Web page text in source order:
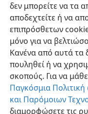
δεν μπορείτε να τα
αποδεχτείτε ή να
επιπρόσθετων
μόνο για να
Κανένα από αυτά τα
πουληθεί ή να
σκοπούς. Για να
Παγκόσμια
και Παρόμοιων
διαμορφώσετε τις